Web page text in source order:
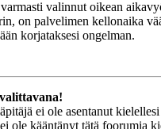
valinnut oikean
on palvelimen kellonaika
korjataksesi ongelman.
ei ole asentanut
ole kääntänyt tätä foorumia